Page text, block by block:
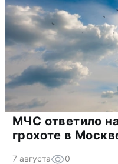
МЧС ответило
грохоте в
7 августа 0